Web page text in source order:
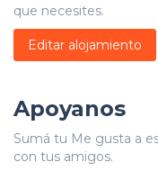
que necesites.
Editar alojamiento
Apoyanos
Sumá tu Me gusta a
con tus amigos.